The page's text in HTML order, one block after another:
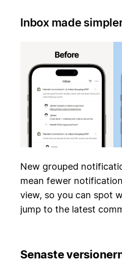
Inbox made
New grouped
mean fewer
view, so you can spot
jump to the latest
Senaste